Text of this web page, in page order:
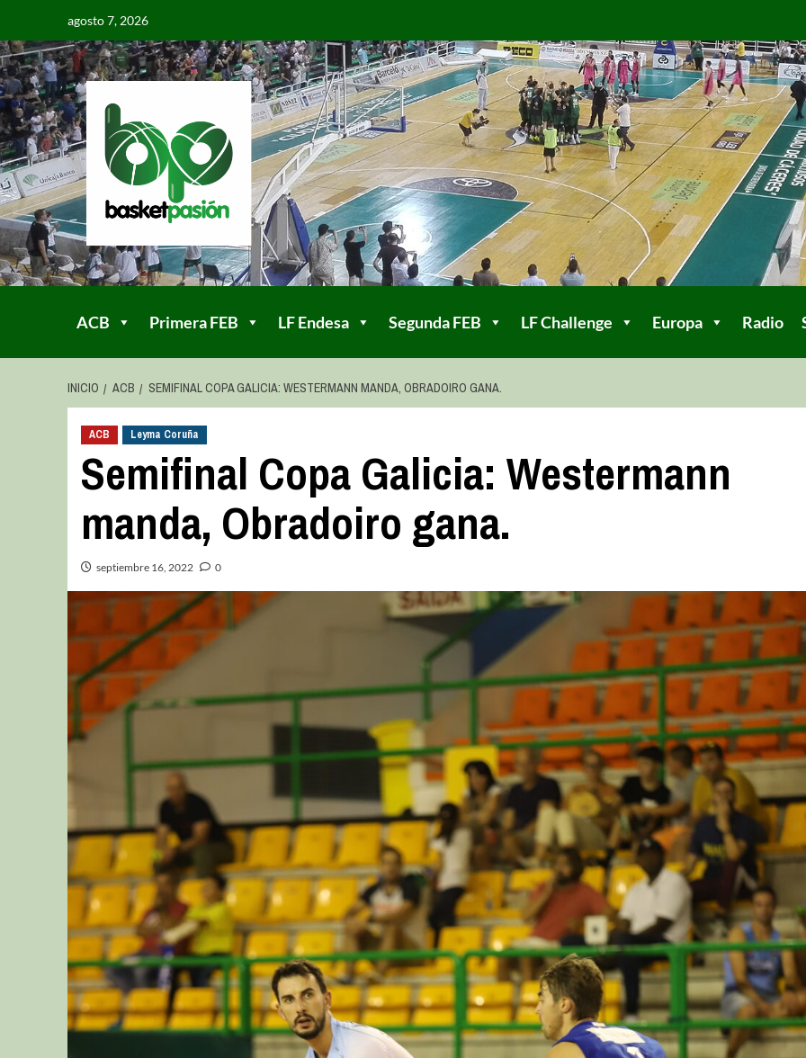
agosto 7, 2026
ACB Primera FEB LF Endesa Segunda FEB LF Challenge Europa Radio
INICIO ACB SEMIFINAL COPA GALICIA: WESTERMANN MANDA, OBRADOIRO GANA.
ACB Leyma Coruña
Semifinal Copa Galicia: Westermann
manda, Obradoiro gana.
septiembre 16, 2022 0
La entrevista bTactic
La entrevista bTactic
mayo 7, 2026
0
Nos hacemos mayores. Vamos creciendo. Tanto así
que el próximo 20 de mayo celebramos nuestro
cuarto cumpleaños. Y todo crecimiento conlleva